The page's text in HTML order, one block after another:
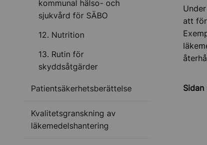
kommunal hälso- och
sjukvård för SÄBO
12. Nutrition
13. Rutin för
skyddsåtgärder
Patientsäkerhetsberättelse
Kvalitetsgranskning av
läkemedelshantering
att